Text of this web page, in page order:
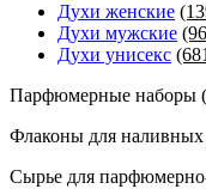
Духи женские
Духи мужские
Духи унисекс
Парфюмерные наборы
Флаконы для наливных
Сырье для